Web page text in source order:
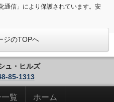
通信」により保護されています。安
ジのTOPへ
ュ・ヒルズ
85-1313
覧 ホーム